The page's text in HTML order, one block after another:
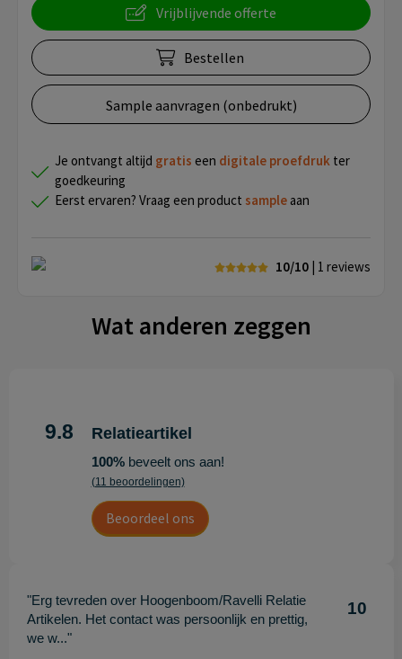
Vrijblijvende offerte
Bestellen
Sample aanvragen (onbedrukt)
Je ontvangt altijd gratis een digitale proefdruk ter
goedkeuring
Eerst ervaren? Vraag een product sample aan
10/10 | 1 reviews
Wat anderen zeggen
9.8 Relatieartikel
100%beveelt ons aan!
(11 beoordelingen)
Beoordeel ons
"Erg tevreden over Hoogenboom/Ravelli Relatie
Artikelen. Het contact was persoonlijk en prettig,
we w..."
10